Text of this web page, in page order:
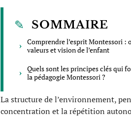
SOMMAIRE
Comprendre l’esprit Montessori :
valeurs et vision de l’enfant
Quels sont les principes clés qui
la pédagogie Montessori ?
La structure de l’environnement,
concentration et la répétition